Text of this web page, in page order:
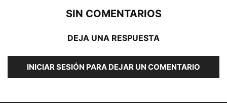
SIN COMENTARIOS
DEJA UNA RESPUESTA
INICIAR SESIÓN PARA DEJAR UN COMENTARIO